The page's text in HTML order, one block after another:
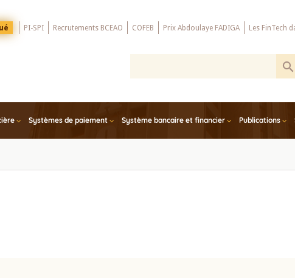
PI-SPI Recrutements BCEAO COFEB Prix Abdoulaye FADIGA Les FinTech
Systèmes de paiement Système bancaire et financier Publications